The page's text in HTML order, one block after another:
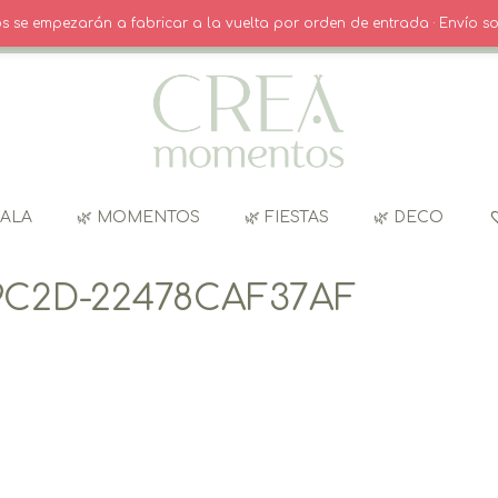
· INICIO SESIÓN / REGISTRO CARRITO
🌿 MOMENTOS 🌿 FIESTAS 🌿 DECO
22478CAF37AF
empezarán a fabricar a la vuelta por orden de entrada · Envío